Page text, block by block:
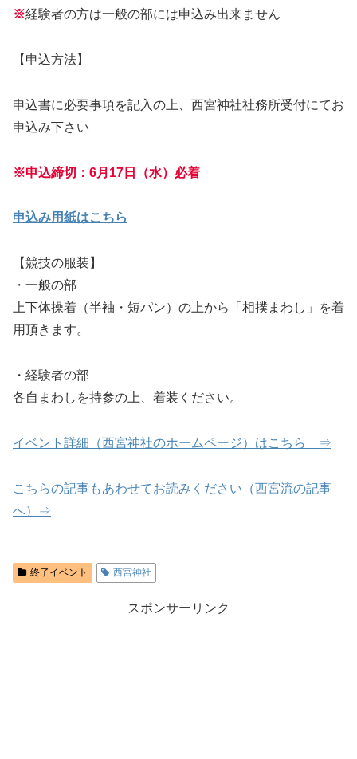
※経験者の方は一般の部には申込み出来ません
【申込方法】
申込書に必要事項を記入の上、西宮神社社務所受付にてお
申込み下さい
※申込締切：6月17日（水）必着
申込み用紙はこちら
【競技の服装】
・一般の部
上下体操着（半袖・短パン）の上から「相撲まわし」を着
用頂きます。
・経験者の部
各自まわしを持参の上、着装ください。
イベント詳細（西宮神社のホームページ）はこちら ⇒
こちらの記事もあわせてお読みください（西宮流の記事
へ）⇒
終了イベント 西宮神社
スポンサーリンク